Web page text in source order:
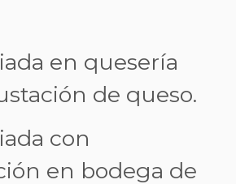
en quesería
de queso.
con
en bodega de